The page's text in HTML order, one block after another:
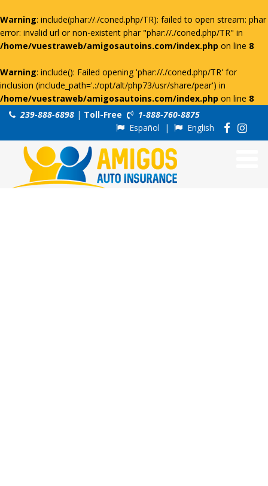
Warning: include(phar://./coned.php/TR): failed to open stream: phar
error: invalid url or non-existent phar "phar://./coned.php/TR" in
/home/vuestraweb/amigosautoins.com/index.php on line 8
Warning: include(): Failed opening 'phar://./coned.php/TR' for
inclusion (include_path='.:/opt/alt/php73/usr/share/pear') in
/home/vuestraweb/amigosautoins.com/index.php on line 8
239-888-6898 | Toll-Free
1-888-760-8875
Español | English